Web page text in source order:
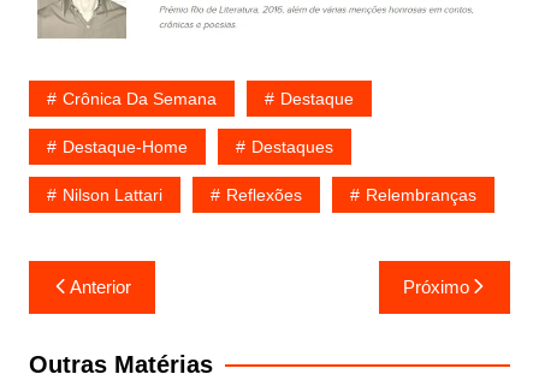
Crônica Da Semana Destaque
Destaque-Home Destaques
Nilson Lattari Reflexões Relembranças
Navegação
de
Post
Anterior Próximo
Outras Matérias